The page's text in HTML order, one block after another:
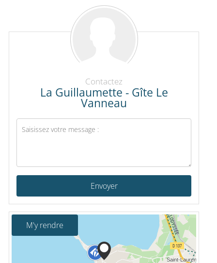
Contactez
La Guillaumette - Gîte Le
Vanneau
Envoyer
M'y rendre